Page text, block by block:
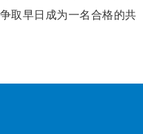
取早日成为一名合格的共